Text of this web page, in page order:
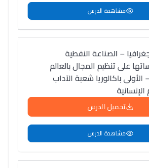
مشاهدة الدرس
– الصناعة النفطية
على تنظيم المجال بالعالم
الأولى باكالوريا شعبة الآداب
تحميل الدرس
مشاهدة الدرس